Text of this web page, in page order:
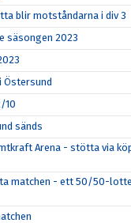
blir motståndarna i div 3
säsongen 2023
Östersund
10
sänds
Arena - stötta via
matchen - ett 50/50-